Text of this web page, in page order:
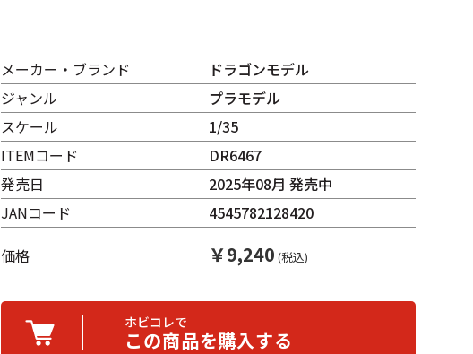
メーカー・ブランド
ドラゴンモデル
ジャンル
プラモデル
スケール
1/35
ITEMコード
DR6467
発売日
2025年08月 発売中
JANコード
4545782128420
価格
￥9,240 (税込)
ホビコレで
この商品を購入する